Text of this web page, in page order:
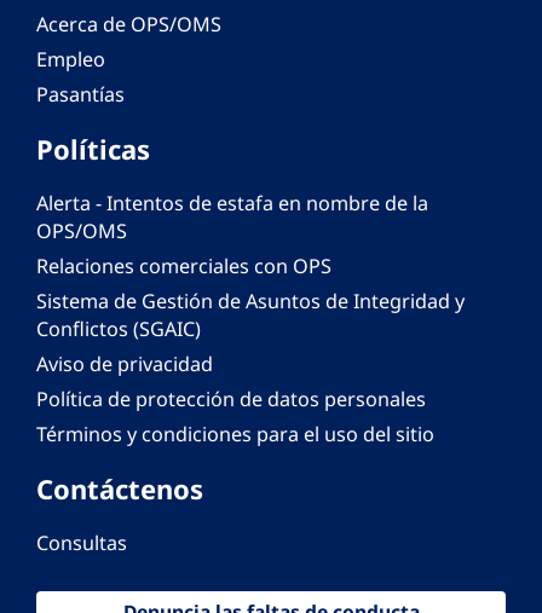
Acerca de OPS/OMS
Empleo
Pasantías
Políticas
Alerta - Intentos de estafa en nombre de la
OPS/OMS
Relaciones comerciales con OPS
Sistema de Gestión de Asuntos de Integridad y
Conflictos (SGAIC)
Aviso de privacidad
Política de protección de datos personales
Términos y condiciones para el uso del sitio
Contáctenos
Consultas